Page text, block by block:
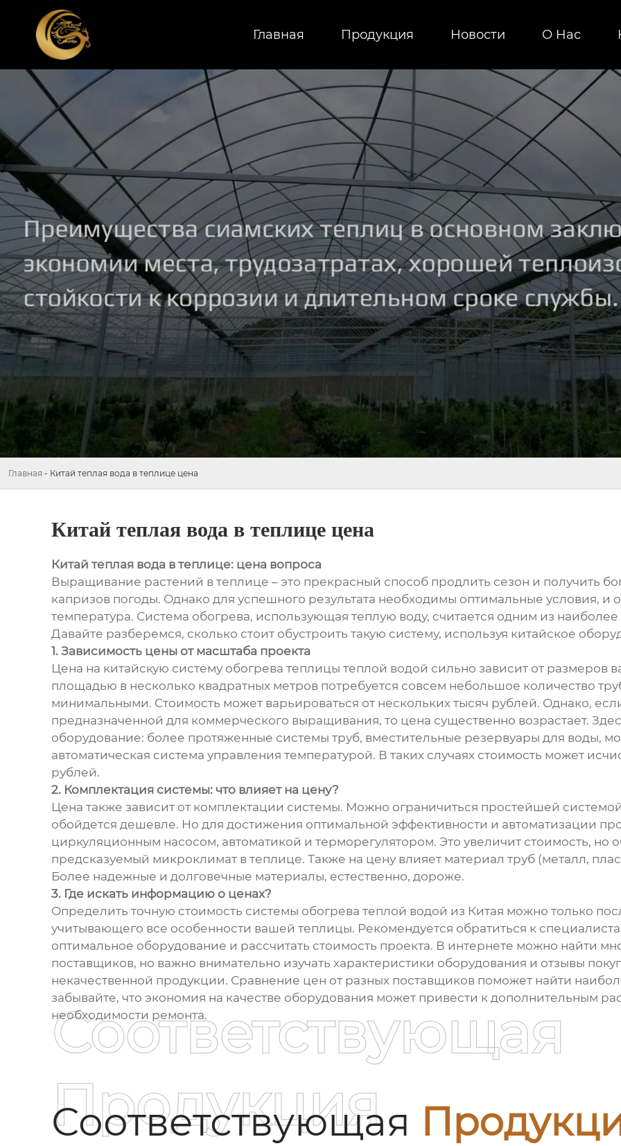
Главная Продукция Новости О Hас
Главная - Китай теплая вода в теплице цена
Китай теплая вода в теплице цена
Китай теплая вода в теплице: цена вопроса
Выращивание растений в теплице – это прекрасный способ продлить сезон и получить
капризов погоды. Однако для успешного результата необходимы оптимальные условия, и
температура. Система обогрева, использующая теплую воду, считается одним из
Давайте разберемся, сколько стоит обустроить такую систему, используя китайское
1. Зависимость цены от масштаба проекта
Цена на китайскую систему обогрева теплицы теплой водой сильно зависит от
площадью в несколько квадратных метров потребуется совсем небольшое количество
минимальными. Стоимость может варьироваться от нескольких тысяч рублей. Однако,
предназначенной для коммерческого выращивания, то цена существенно возрастает.
оборудование: более протяженные системы труб, вместительные резервуары для воды,
автоматическая система управления температурой. В таких случаях стоимость может
рублей.
2. Комплектация системы: что влияет на цену?
Цена также зависит от комплектации системы. Можно ограничиться простейшей
обойдется дешевле. Но для достижения оптимальной эффективности и автоматизации
циркуляционным насосом, автоматикой и терморегулятором. Это увеличит стоимость, но
предсказуемый микроклимат в теплице. Также на цену влияет материал труб (металл,
Более надежные и долговечные материалы, естественно, дороже.
3. Где искать информацию о ценах?
Определить точную стоимость системы обогрева теплой водой из Китая можно только
учитывающего все особенности вашей теплицы. Рекомендуется обратиться к
оптимальное оборудование и рассчитать стоимость проекта. В интернете можно найти
поставщиков, но важно внимательно изучать характеристики оборудования и отзывы
некачественной продукции. Сравнение цен от разных поставщиков поможет найти
забывайте, что экономия на качестве оборудования может привести к дополнительным
необходимости ремонта.
Соответствующая
Соответствующая
Продукция